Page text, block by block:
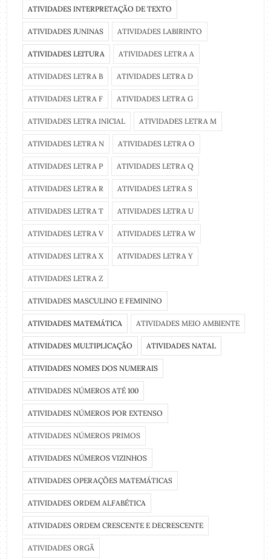
ATIVIDADES INTERPRETAÇÃO DE TEXTO
ATIVIDADES JUNINAS ATIVIDADES LABIRINTO
ATIVIDADES LEITURA ATIVIDADES LETRA A
ATIVIDADES LETRA B ATIVIDADES LETRA D
ATIVIDADES LETRA F ATIVIDADES LETRA G
ATIVIDADES LETRA INICIAL ATIVIDADES LETRA M
ATIVIDADES LETRA N ATIVIDADES LETRA O
ATIVIDADES LETRA P ATIVIDADES LETRA Q
ATIVIDADES LETRA R ATIVIDADES LETRA S
ATIVIDADES LETRA T ATIVIDADES LETRA U
ATIVIDADES LETRA V ATIVIDADES LETRA W
ATIVIDADES LETRA X ATIVIDADES LETRA Y
ATIVIDADES LETRA Z
ATIVIDADES MASCULINO E FEMININO
ATIVIDADES MATEMÁTICA ATIVIDADES MEIO AMBIENTE
ATIVIDADES MULTIPLICAÇÃO ATIVIDADES NATAL
ATIVIDADES NOMES DOS NUMERAIS
ATIVIDADES NÚMEROS ATÉ 100
ATIVIDADES NÚMEROS POR EXTENSO
ATIVIDADES NÚMEROS PRIMOS
ATIVIDADES NÚMEROS VIZINHOS
ATIVIDADES OPERAÇÕES MATEMÁTICAS
ATIVIDADES ORDEM ALFABÉTICA
ATIVIDADES ORDEM CRESCENTE E DECRESCENTE
ATIVIDADES ORGÃ